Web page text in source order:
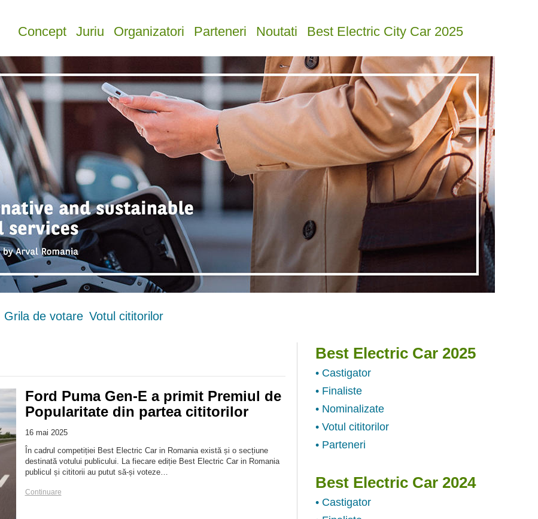
Concept Juriu Organizatori Parteneri Noutati Best Electric City Car 2025
Grila de votare Votul cititorilor
Ford Puma Gen-E a primit Premiul de
Popularitate din partea cititorilor
16 mai 2025
În cadrul competiției Best Electric Car in Romania există și o secțiune
destinată votului publicului. La fiecare ediție Best Electric Car in Romania
publicul și cititorii au putut să-și voteze…
Continuare
Best Electric Car 2025
• Castigator
• Finaliste
• Nominalizate
• Votul cititorilor
• Parteneri
Best Electric Car 2024
• Castigator